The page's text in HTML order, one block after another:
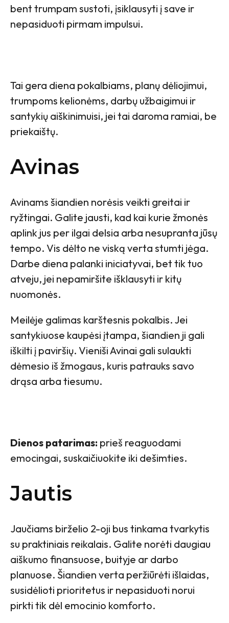
bent trumpam sustoti, įsiklausyti į save ir
nepasiduoti pirmam impulsui.
Tai gera diena pokalbiams, planų dėliojimui,
trumpoms kelionėms, darbų užbaigimui ir
santykių aiškinimuisi, jei tai daroma ramiai, be
priekaištų.
Avinas
Avinams šiandien norėsis veikti greitai ir
ryžtingai. Galite jausti, kad kai kurie žmonės
aplink jus per ilgai delsia arba nesupranta jūsų
tempo. Vis dėlto ne viską verta stumti jėga.
Darbe diena palanki iniciatyvai, bet tik tuo
atveju, jei nepamiršite išklausyti ir kitų
nuomonės.
Meilėje galimas karštesnis pokalbis. Jei
santykiuose kaupėsi įtampa, šiandien ji gali
iškilti į paviršių. Vieniši Avinai gali sulaukti
dėmesio iš žmogaus, kuris patrauks savo
drąsa arba tiesumu.
Dienos patarimas: prieš reaguodami
emocingai, suskaičiuokite iki dešimties.
Jautis
Jaučiams birželio 2-oji bus tinkama tvarkytis
su praktiniais reikalais. Galite norėti daugiau
aiškumo finansuose, buityje ar darbo
planuose. Šiandien verta peržiūrėti išlaidas,
susidėlioti prioritetus ir nepasiduoti norui
pirkti tik dėl emocinio komforto.